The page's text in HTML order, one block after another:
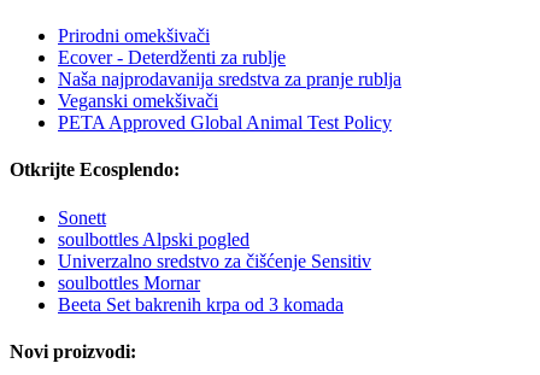
Prirodni omekšivači
Ecover - Deterdženti za rublje
Naša najprodavanija sredstva za pranje rublja
Veganski omekšivači
PETA Approved Global Animal Test Policy
Otkrijte Ecosplendo:
Sonett
soulbottles Alpski pogled
Univerzalno sredstvo za čišćenje Sensitiv
soulbottles Mornar
Beeta Set bakrenih krpa od 3 komada
Novi proizvodi: